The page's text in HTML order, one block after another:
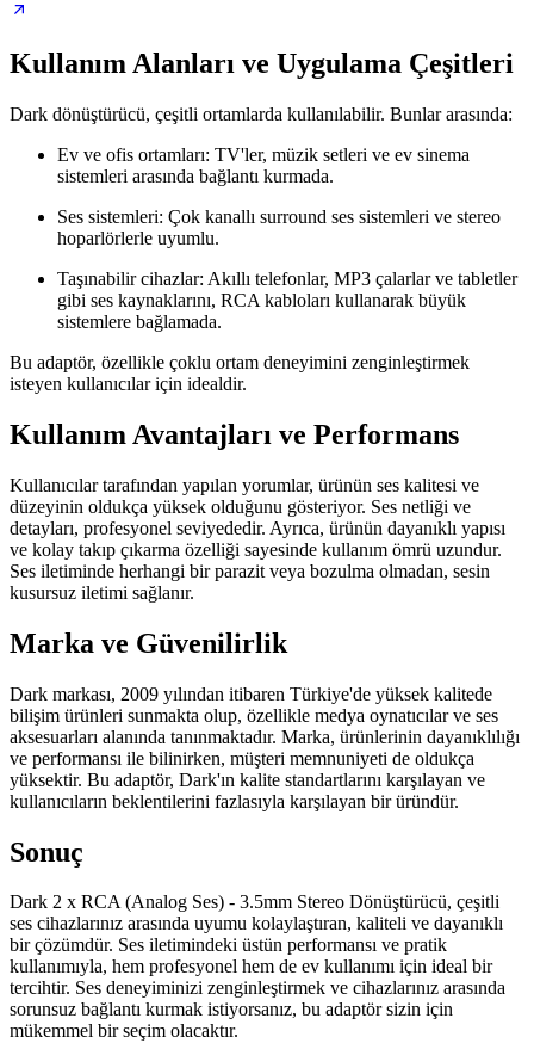
Kullanım Alanları ve Uygulama Çeşitleri
Dark dönüştürücü, çeşitli ortamlarda kullanılabilir. Bunlar arasında:
Ev ve ofis ortamları: TV'ler, müzik setleri ve ev sinema
sistemleri arasında bağlantı kurmada.
Ses sistemleri: Çok kanallı surround ses sistemleri ve stereo
hoparlörlerle uyumlu.
Taşınabilir cihazlar: Akıllı telefonlar, MP3 çalarlar ve tabletler
gibi ses kaynaklarını, RCA kabloları kullanarak büyük
sistemlere bağlamada.
Bu adaptör, özellikle çoklu ortam deneyimini zenginleştirmek
isteyen kullanıcılar için idealdir.
Kullanım Avantajları ve Performans
Kullanıcılar tarafından yapılan yorumlar, ürünün ses kalitesi ve
düzeyinin oldukça yüksek olduğunu gösteriyor. Ses netliği ve
detayları, profesyonel seviyededir. Ayrıca, ürünün dayanıklı yapısı
ve kolay takıp çıkarma özelliği sayesinde kullanım ömrü uzundur.
Ses iletiminde herhangi bir parazit veya bozulma olmadan, sesin
kusursuz iletimi sağlanır.
Marka ve Güvenilirlik
Dark markası, 2009 yılından itibaren Türkiye'de yüksek kalitede
bilişim ürünleri sunmakta olup, özellikle medya oynatıcılar ve ses
aksesuarları alanında tanınmaktadır. Marka, ürünlerinin dayanıklılığı
ve performansı ile bilinirken, müşteri memnuniyeti de oldukça
yüksektir. Bu adaptör, Dark'ın kalite standartlarını karşılayan ve
kullanıcıların beklentilerini fazlasıyla karşılayan bir üründür.
Sonuç
Dark 2 x RCA (Analog Ses) - 3.5mm Stereo Dönüştürücü, çeşitli
ses cihazlarınız arasında uyumu kolaylaştıran, kaliteli ve dayanıklı
bir çözümdür. Ses iletimindeki üstün performansı ve pratik
kullanımıyla, hem profesyonel hem de ev kullanımı için ideal bir
tercihtir. Ses deneyiminizi zenginleştirmek ve cihazlarınız arasında
sorunsuz bağlantı kurmak istiyorsanız, bu adaptör sizin için
mükemmel bir seçim olacaktır.